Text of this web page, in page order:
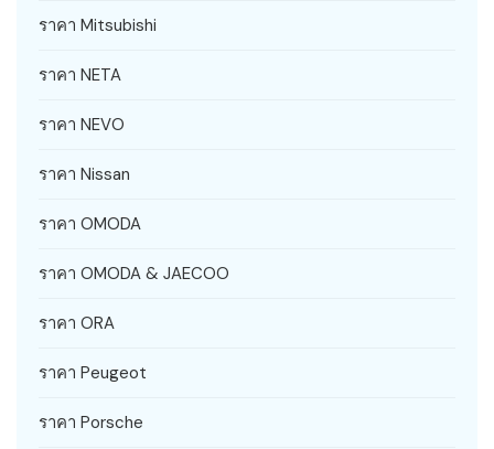
ราคา Mitsubishi
ราคา NETA
ราคา NEVO
ราคา Nissan
ราคา OMODA
ราคา OMODA & JAECOO
ราคา ORA
ราคา Peugeot
ราคา Porsche